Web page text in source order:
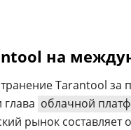
на
Tarantool за
глава облачной
рынок составляет